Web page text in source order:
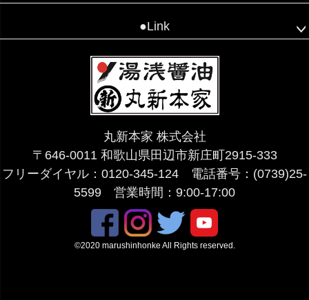
●Link
丸新本家 株式会社
〒646-0011 和歌山県田辺市新庄町2915-333
フリーダイヤル：0120-345-124 電話番号：(0739)25-
5599 営業時間：9:00-17:00
©2020 marushinhonke All Rights reserved.